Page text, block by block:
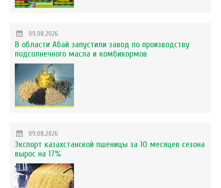
09.08.2026
В области Абай запустили завод по производству
подсолнечного масла и комбикормов
09.08.2026
Экспорт казахстанской пшеницы за 10 месяцев сезона
вырос на 17%